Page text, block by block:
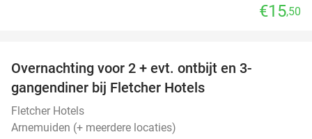
€15,50
Overnachting voor 2 + evt. ontbijt en 3-
gangendiner bij Fletcher Hotels
Fletcher Hotels
Arnemuiden (+ meerdere locaties)